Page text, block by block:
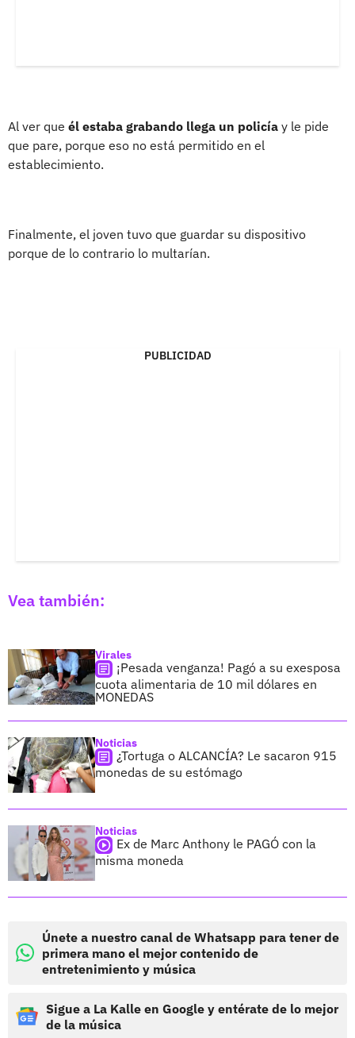
Al ver que él estaba grabando llega un policía y le pide
que pare, porque eso no está permitido en el
establecimiento.
Finalmente, el joven tuvo que guardar su dispositivo
porque de lo contrario lo multarían.
PUBLICIDAD
Vea también:
Virales
¡Pesada venganza! Pagó a su exesposa
cuota alimentaria de 10 mil dólares en
MONEDAS
Noticias
¿Tortuga o ALCANCÍA? Le sacaron 915
monedas de su estómago
Noticias
Ex de Marc Anthony le PAGÓ con la
misma moneda
Únete a nuestro canal de Whatsapp para tener de
primera mano el mejor contenido de
entretenimiento y música
Sigue a La Kalle en Google y entérate de lo mejor
de la música